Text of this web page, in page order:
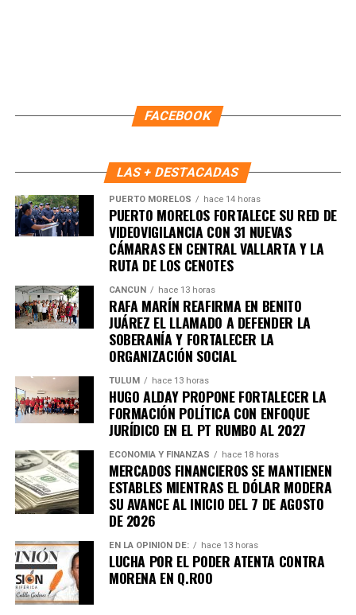
recursos naturales también significa defender nuestra
calidad de vida”, expresó.
Fuente: 5to Poder Agencia de Noticias
FACEBOOK
LAS + DESTACADAS
PUERTO MORELOS hace 14 horas
PUERTO MORELOS FORTALECE SU RED DE
VIDEOVIGILANCIA CON 31 NUEVAS
CÁMARAS EN CENTRAL VALLARTA Y LA
RUTA DE LOS CENOTES
CANCÚN hace 13 horas
RAFA MARÍN REAFIRMA EN BENITO
JUÁREZ EL LLAMADO A DEFENDER LA
SOBERANÍA Y FORTALECER LA
ORGANIZACIÓN SOCIAL
TULUM hace 13 horas
HUGO ALDAY PROPONE FORTALECER LA
FORMACIÓN POLÍTICA CON ENFOQUE
JURÍDICO EN EL PT RUMBO AL 2027
ECONOMÍA Y FINANZAS hace 18 horas
MERCADOS FINANCIEROS SE MANTIENEN
ESTABLES MIENTRAS EL DÓLAR MODERA
SU AVANCE AL INICIO DEL 7 DE AGOSTO
DE 2026
EN LA OPINIÓN DE: hace 13 horas
LUCHA POR EL PODER ATENTA CONTRA
MORENA EN Q.ROO